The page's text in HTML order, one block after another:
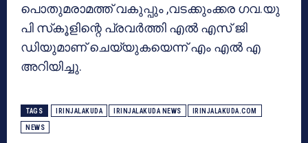
പൊതുമരാമത്ത് വകുപ്പും ,വടക്കുംക്കര ഗവ.യു
പി സ്‌കൂളിന്റെ പ്രവര്‍ത്തി എല്‍ എസ് ജി
ഡിയുമാണ് ചെയ്യുകയെന്ന് എം എല്‍ എ
അറിയിച്ചു.
TAGS IRINJALAKUDA IRINJALAKUDA NEWS IRINJALAKUDA.COM
NEWS